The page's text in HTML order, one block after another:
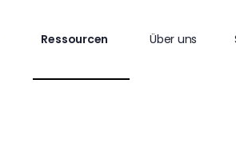
Ressourcen Über uns